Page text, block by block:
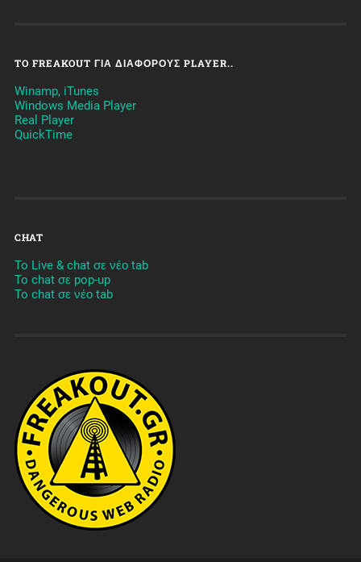
TO FREAKOUT ΓΙΑ ΔΙΆΦΟΡΟΥΣ PLAYER..
Winamp, iTunes
Windows Media Player
Real Player
QuickTime
CHAT
To Live & chat σε νέο tab
To chat σε pop-up
To chat σε νέο tab